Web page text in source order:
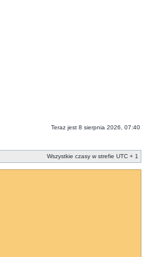
Teraz jest 8 sierpnia 2026, 07:40
Wszystkie czasy w strefie UTC + 1